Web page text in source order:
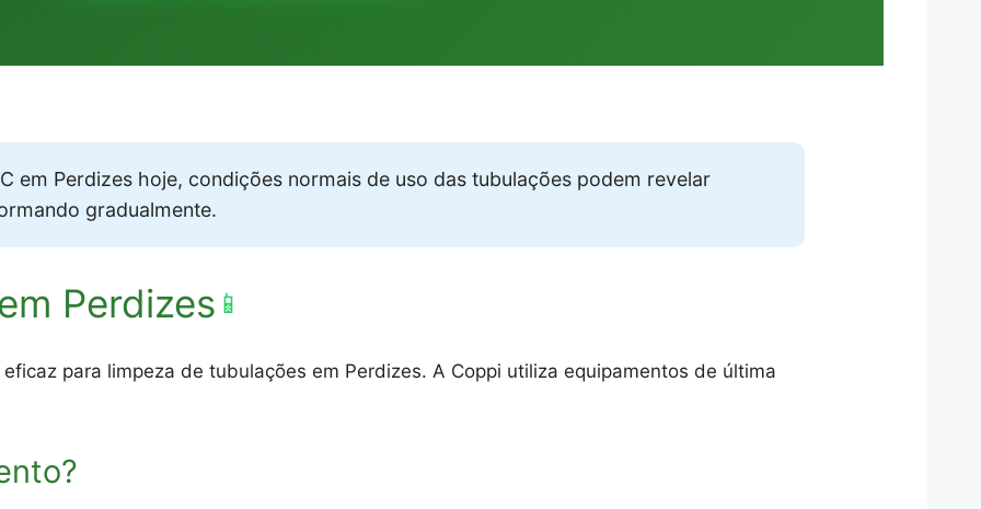
em Perdizes hoje, condições normais de uso das tubulações podem revelar
gradualmente.
Perdizes 📱
para limpeza de tubulações em Perdizes. A Coppi utiliza equipamentos de última